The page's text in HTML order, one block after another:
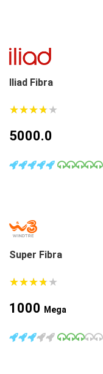
Iliad Fibra
★★★★★
★★★★★
5000.0
Super Fibra
★★★★★
★★★★★
1000 Mega